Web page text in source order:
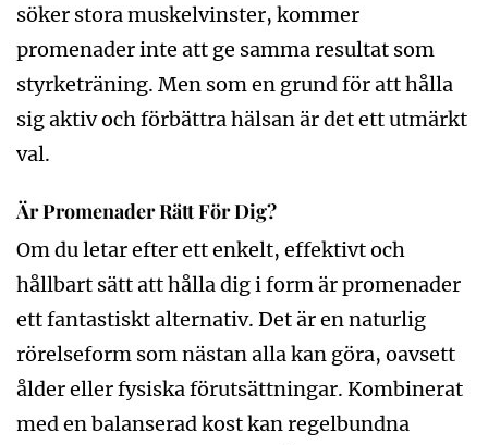
söker stora muskelvinster, kommer
promenader inte att ge samma resultat som
styrketräning. Men som en grund för att hålla
sig aktiv och förbättra hälsan är det ett utmärkt
val.
Är Promenader Rätt För Dig?
Om du letar efter ett enkelt, effektivt och
hållbart sätt att hålla dig i form är promenader
ett fantastiskt alternativ. Det är en naturlig
rörelseform som nästan alla kan göra, oavsett
ålder eller fysiska förutsättningar. Kombinerat
med en balanserad kost kan regelbundna